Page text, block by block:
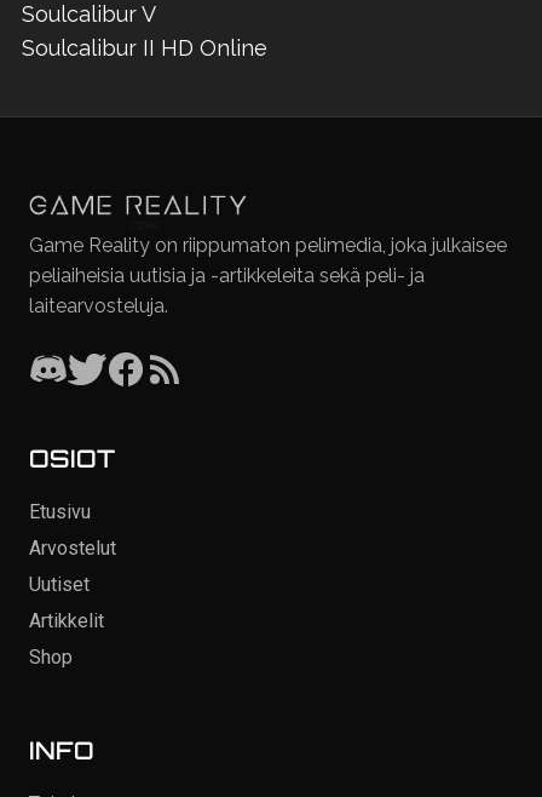
Soulcalibur V
Soulcalibur II HD Online
Game Reality on riippumaton pelimedia, joka julkaisee
peliaiheisia uutisia ja -artikkeleita sekä peli- ja
laitearvosteluja.
OSIOT
Etusivu
Arvostelut
Uutiset
Artikkelit
Shop
INFO